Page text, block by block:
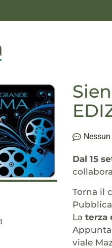
Dal 15
Torna il
La terza
viale